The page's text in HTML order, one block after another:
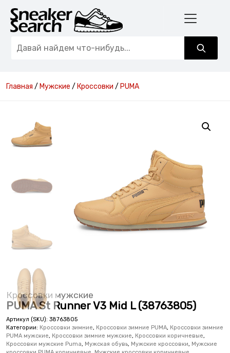
Главная / Мужские / Кроссовки / PUMA
Кроссовки мужские
PUMA St Runner V3 Mid L (38763805)
Артикул (SKU): 38763805
Категории: Кроссовки зимние, Кроссовки зимние PUMA, Кроссовки зимние
PUMA мужские, Кроссовки зимние мужские, Кроссовки коричневые,
Кроссовки мужские Puma, Мужская обувь, Мужские кроссовки, Мужские